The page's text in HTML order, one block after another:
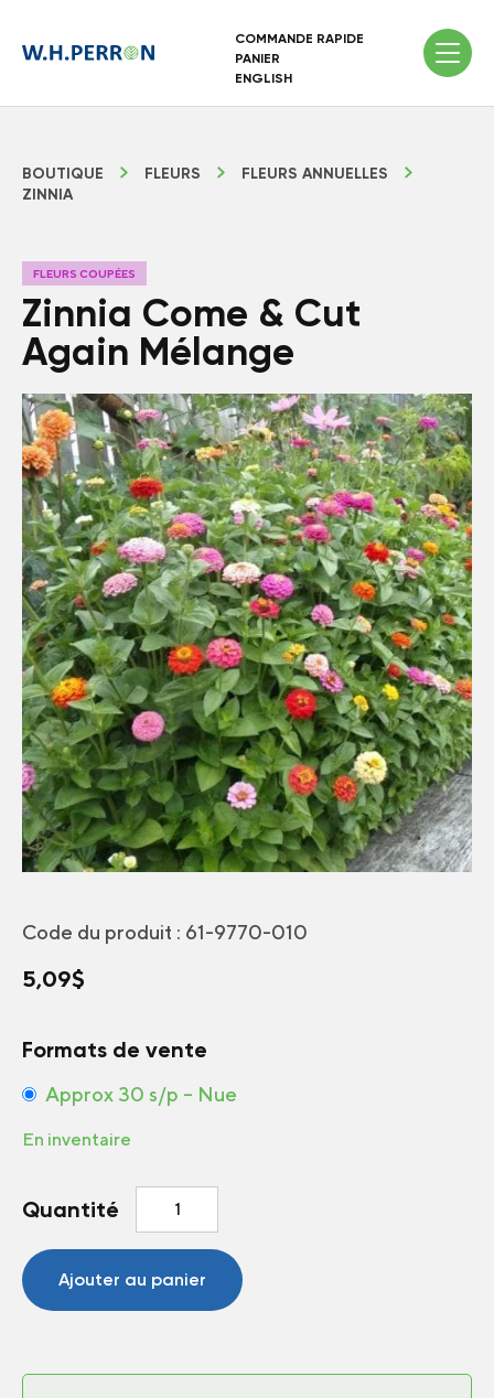
COMMANDE RAPIDE
PANIER
ENGLISH
BOUTIQUE FLEURS
FLEURS ANNUELLES
ZINNIA
FLEURS COUPÉES
Zinnia Come & Cut
Again Mélange
Code du produit : 61-9770-010
5,09$
Formats de vente
Approx 30 s/p – Nue
En inventaire
Quantité
quantité
Zinnia
Come
Ajouter au panier